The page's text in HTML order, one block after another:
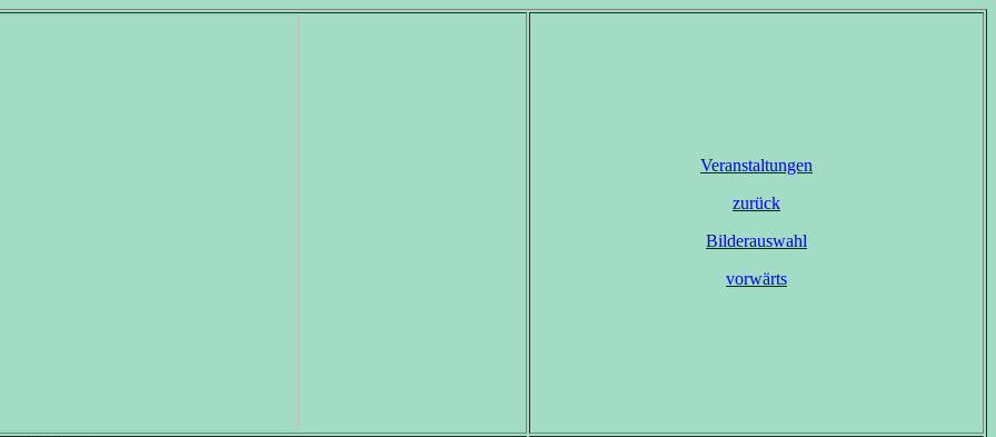
Veranstaltungen
zurück
Bilderauswahl
vorwärts